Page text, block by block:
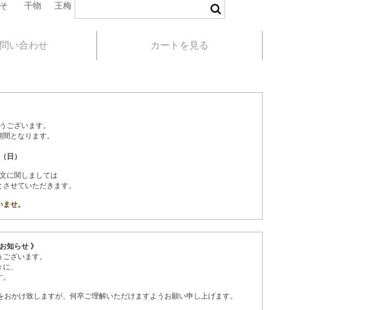
干物 王梅
問い合わせ カートを見る
ございます。
となります。
日）
に関しましては
せていただきます。
せ。
知らせ 》
ざいます。
、
かけ致しますが、何卒ご理解いただけますようお願い申し上げます。